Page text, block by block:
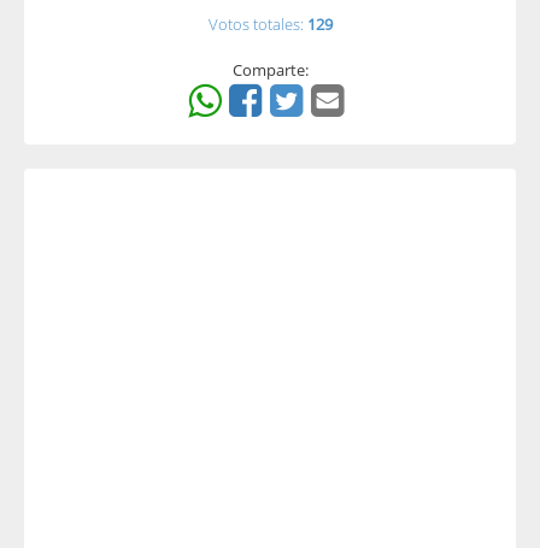
Votos totales: 129
Comparte: